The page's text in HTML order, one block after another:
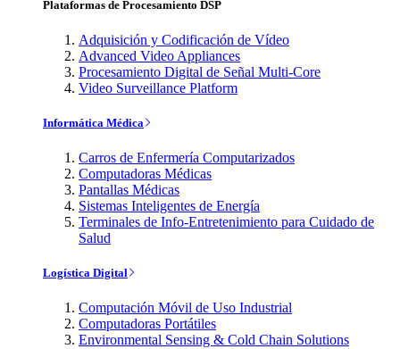
Plataformas de Procesamiento DSP
Adquisición y Codificación de Vídeo
Advanced Video Appliances
Procesamiento Digital de Señal Multi-Core
Video Surveillance Platform
Informática Médica
Carros de Enfermería Computarizados
Computadoras Médicas
Pantallas Médicas
Sistemas Inteligentes de Energía
Terminales de Info-Entretenimiento para Cuidado de
Salud
Logística Digital
Computación Móvil de Uso Industrial
Computadoras Portátiles
Environmental Sensing & Cold Chain Solutions